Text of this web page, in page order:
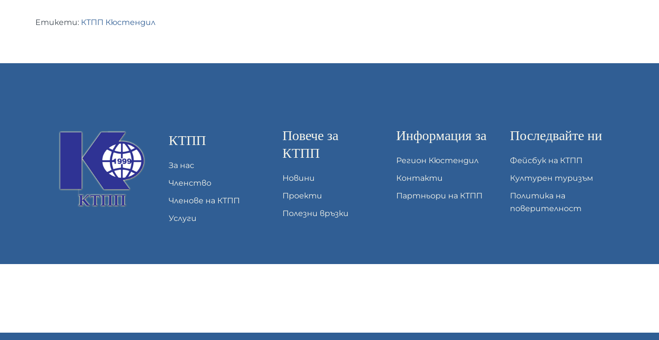
Етикети: КТПП Кюстендил
КТПП
За нас
Членство
Членове на КТПП
Услуги
Повече за
КТПП
Новини
Проекти
Полезни връзки
Информация за
Регион Кюстендил
Контакти
Партньори на КТПП
Последвайте ни
Фейсбук на КТПП
Културен туризъм
Политика на
поверителност